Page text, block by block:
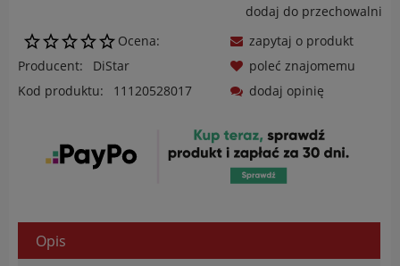
dodaj do przechowalni
Ocena:
Producent:
DiStar
Kod produktu:
11120528017
zapytaj o produkt
poleć znajomemu
dodaj opinię
Opis